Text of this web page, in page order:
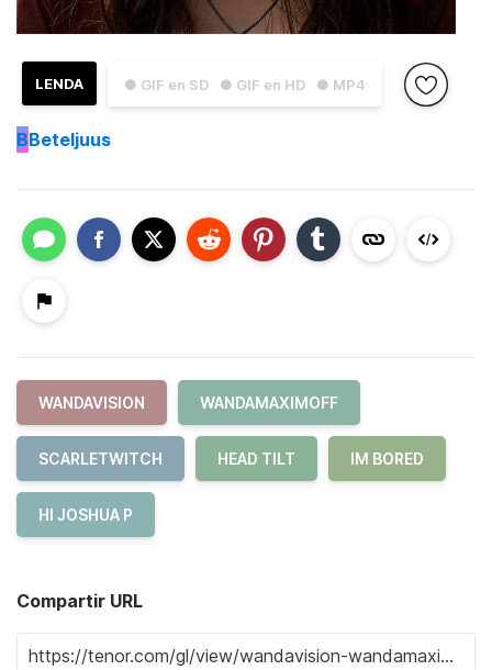
● GIF en SD ● GIF en HD ● MP4
LENDA
BBeteljuus
WANDAVISION WANDAMAXIMOFF
SCARLETWITCH HEAD TILT IM BORED
HI JOSHUA P
Compartir URL